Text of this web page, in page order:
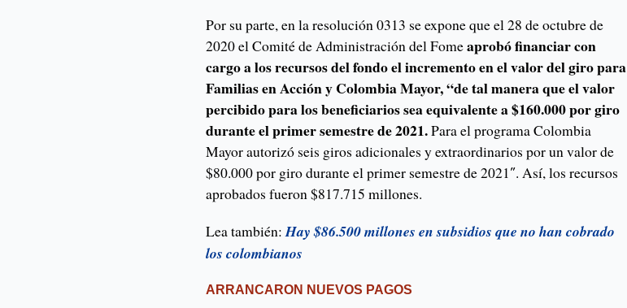
Por su parte, en la resolución 0313 se expone que el 28 de octubre de
2020 el Comité de Administración del Fomeaprobó financiar con
cargo a los recursos del fondo el incremento en el valor del giro para
Familias en Acción y Colombia Mayor, “de tal manera que el valor
percibido para los beneficiarios sea equivalente a $160.000 por giro
durante el primer semestre de 2021.Para el programa Colombia
Mayor autorizó seis giros adicionales y extraordinarios por un valor de
$80.000 por giro durante el primer semestre de 2021″. Así, los recursos
aprobados fueron $817.715 millones.
Lea también:Hay $86.500 millones en subsidios que no han cobrado
los colombianos
ARRANCARON NUEVOS PAGOS